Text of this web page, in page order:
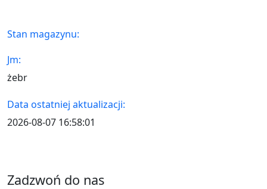
Stan magazynu:
Jm:
żebr
Data ostatniej aktualizacji:
2026-08-07 16:58:01
Zadzwoń do nas